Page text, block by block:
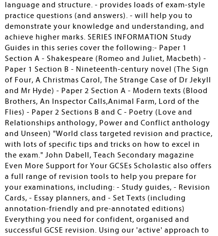
language and structure. - provides loads of exam-style
practice questions (and answers). - will help you to
demonstrate your knowledge and understanding, and
achieve higher marks. SERIES INFORMATION Study
Guides in this series cover the following:- Paper 1
Section A - Shakespeare (Romeo and Juliet, Macbeth) -
Paper 1 Section B - Nineteenth-century novel (The Sign
of Four, A Christmas Carol, The Strange Case of Dr Jekyll
and Mr Hyde) - Paper 2 Section A - Modern texts (Blood
Brothers, An Inspector Calls,Animal Farm, Lord of the
Flies) - Paper 2 Sections B and C - Poetry (Love and
Relationships anthology, Power and Conflict anthology
and Unseen) "World class targeted revision and practice,
with lots of specific tips and tricks on how to excel in
the exam." John Dabell, Teach Secondary magazine
Even More Support for Your GCSEs Scholastic also offers
a full range of revision tools to help you prepare for
your examinations, including: - Study guides, - Revision
Cards, - Essay planners, and - Set Texts (including
annotation-friendly and pre-annotated editions)
Everything you need for confident, organised and
successful GCSE revision. Using our 'active' approach to